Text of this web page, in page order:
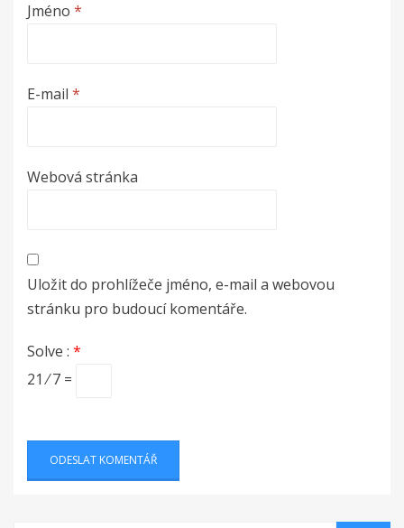
Jméno *
E-mail *
Webová stránka
Uložit do prohlížeče jméno, e-mail a webovou
stránku pro budoucí komentáře.
Solve : *
21 ⁄ 7 =